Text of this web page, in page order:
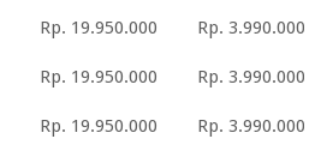
Rp. 19.950.000 Rp. 3.990.000
Rp. 19.950.000 Rp. 3.990.000
Rp. 19.950.000 Rp. 3.990.000